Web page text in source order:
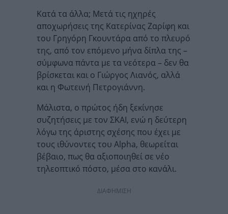
Κατά τα άλλα; Μετά τις ηχηρές
αποχωρήσεις της Κατερίνας Ζαρίφη και
του Γρηγόρη Γκουντάρα από το πλευρό
της, από τον επόμενο μήνα δίπλα της –
σύμφωνα πάντα με τα νεότερα – δεν θα
βρίσκεται και ο Γιώργος Λιανός, αλλά
και η Φωτεινή Πετρογιάννη.
Μάλιστα, ο πρώτος ήδη ξεκίνησε
συζητήσεις με τον ΣΚΑΙ, ενώ η δεύτερη
λόγω της άριστης σχέσης που έχει με
τους ιθύνοντες του Alpha, θεωρείται
βέβαιο, πως θα αξιοποιηθεί σε νέο
τηλεοπτικό πόστο, μέσα στο κανάλι.
ΔΙΑΦΗΜΙΣΗ